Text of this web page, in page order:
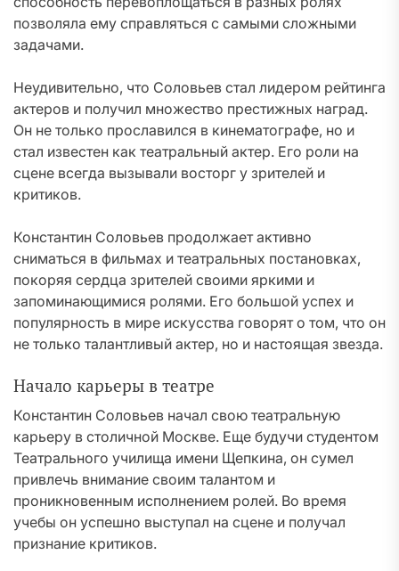
позволяла ему справляться с самыми сложными
задачами.
Неудивительно, что Соловьев стал лидером рейтинга
актеров и получил множество престижных наград.
Он не только прославился в кинематографе, но и
стал известен как театральный актер. Его роли на
сцене всегда вызывали восторг у зрителей и
критиков.
Константин Соловьев продолжает активно
сниматься в фильмах и театральных постановках,
покоряя сердца зрителей своими яркими и
запоминающимися ролями. Его большой успех и
популярность в мире искусства говорят о том, что он
не только талантливый актер, но и настоящая звезда.
Начало карьеры в театре
Константин Соловьев начал свою театральную
карьеру в столичной Москве. Еще будучи студентом
Театрального училища имени Щепкина, он сумел
привлечь внимание своим талантом и
проникновенным исполнением ролей. Во время
учебы он успешно выступал на сцене и получал
признание критиков.